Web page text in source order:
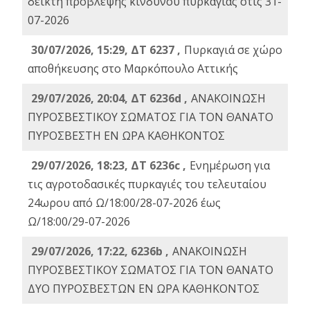
07-2026
30/07/2026, 15:29, ΔΤ 6237 , Πυρκαγιά σε χώρο
αποθήκευσης στο Μαρκόπουλο Αττικής
29/07/2026, 20:04, ΔΤ 6236d , ΑΝΑΚΟΙΝΩΣΗ
ΠΥΡΟΣΒΕΣΤΙΚΟΥ ΣΩΜΑΤΟΣ ΓΙΑ ΤΟΝ ΘΑΝΑΤΟ
ΠΥΡΟΣΒΕΣΤΗ ΕΝ ΩΡΑ ΚΑΘΗΚΟΝΤΟΣ
29/07/2026, 18:23, ΔΤ 6236c , Ενημέρωση για
τις αγροτοδασικές πυρκαγιές του τελευταίου
24ωρου από Ω/18:00/28-07-2026 έως
Ω/18:00/29-07-2026
29/07/2026, 17:22, 6236b , ΑΝΑΚΟΙΝΩΣΗ
ΠΥΡΟΣΒΕΣΤΙΚΟΥ ΣΩΜΑΤΟΣ ΓΙΑ ΤΟΝ ΘΑΝΑΤΟ
ΔΥΟ ΠΥΡΟΣΒΕΣΤΩΝ ΕΝ ΩΡΑ ΚΑΘΗΚΟΝΤΟΣ